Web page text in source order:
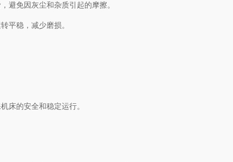
免因灰尘和杂质引起的摩擦。
平稳，减少磨损。
床的安全和稳定运行。